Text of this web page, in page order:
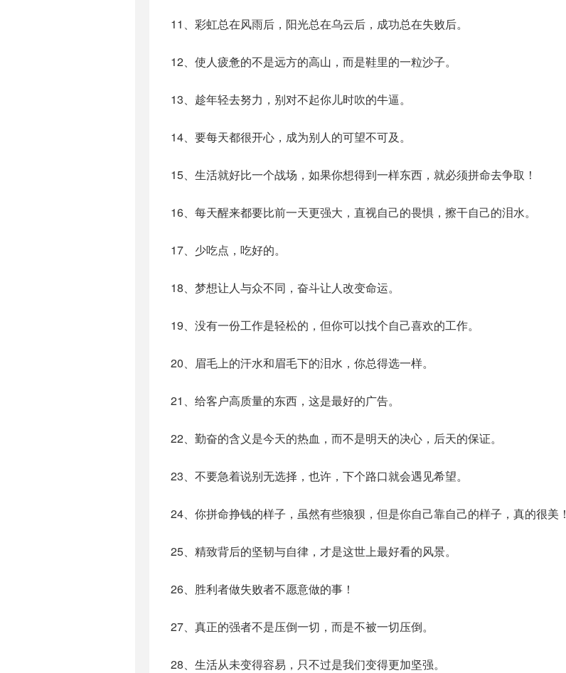
11、彩虹总在风雨后，阳光总在乌云后，成功总在失败后。
12、使人疲惫的不是远方的高山，而是鞋里的一粒沙子。
13、趁年轻去努力，别对不起你儿时吹的牛逼。
14、要每天都很开心，成为别人的可望不可及。
15、生活就好比一个战场，如果你想得到一样东西，就必须拼命去争取！
16、每天醒来都要比前一天更强大，直视自己的畏惧，擦干自己的泪水。
17、少吃点，吃好的。
18、梦想让人与众不同，奋斗让人改变命运。
19、没有一份工作是轻松的，但你可以找个自己喜欢的工作。
20、眉毛上的汗水和眉毛下的泪水，你总得选一样。
21、给客户高质量的东西，这是最好的广告。
22、勤奋的含义是今天的热血，而不是明天的决心，后天的保证。
23、不要急着说别无选择，也许，下个路口就会遇见希望。
24、你拼命挣钱的样子，虽然有些狼狈，但是你自己靠自己的样子，真的很美！
25、精致背后的坚韧与自律，才是这世上最好看的风景。
26、胜利者做失败者不愿意做的事！
27、真正的强者不是压倒一切，而是不被一切压倒。
28、生活从未变得容易，只不过是我们变得更加坚强。